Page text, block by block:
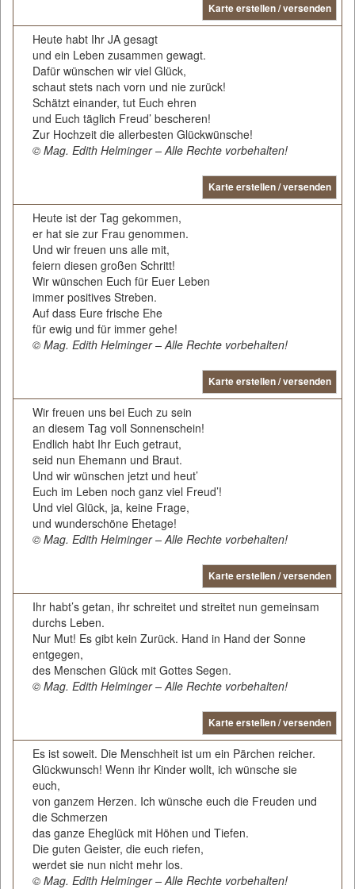
Karte erstellen / versenden
Heute habt Ihr JA gesagt
und ein Leben zusammen gewagt.
Dafür wünschen wir viel Glück,
schaut stets nach vorn und nie zurück!
Schätzt einander, tut Euch ehren
und Euch täglich Freud’ bescheren!
Zur Hochzeit die allerbesten Glückwünsche!
© Mag. Edith Helminger – Alle Rechte vorbehalten!
Karte erstellen / versenden
Heute ist der Tag gekommen,
er hat sie zur Frau genommen.
Und wir freuen uns alle mit,
feiern diesen großen Schritt!
Wir wünschen Euch für Euer Leben
immer positives Streben.
Auf dass Eure frische Ehe
für ewig und für immer gehe!
© Mag. Edith Helminger – Alle Rechte vorbehalten!
Karte erstellen / versenden
Wir freuen uns bei Euch zu sein
an diesem Tag voll Sonnenschein!
Endlich habt Ihr Euch getraut,
seid nun Ehemann und Braut.
Und wir wünschen jetzt und heut’
Euch im Leben noch ganz viel Freud’!
Und viel Glück, ja, keine Frage,
und wunderschöne Ehetage!
© Mag. Edith Helminger – Alle Rechte vorbehalten!
Karte erstellen / versenden
Ihr habt’s getan, ihr schreitet und streitet nun gemeinsam
durchs Leben.
Nur Mut! Es gibt kein Zurück. Hand in Hand der Sonne
entgegen,
des Menschen Glück mit Gottes Segen.
© Mag. Edith Helminger – Alle Rechte vorbehalten!
Karte erstellen / versenden
Es ist soweit. Die Menschheit ist um ein Pärchen reicher.
Glückwunsch! Wenn ihr Kinder wollt, ich wünsche sie
euch,
von ganzem Herzen. Ich wünsche euch die Freuden und
die Schmerzen
das ganze Eheglück mit Höhen und Tiefen.
Die guten Geister, die euch riefen,
werdet sie nun nicht mehr los.
© Mag. Edith Helminger – Alle Rechte vorbehalten!